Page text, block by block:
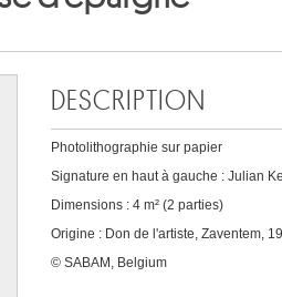
DESCRIPTION
Photolithographie sur papier
Signature en haut à gauche : Julian
Dimensions : 4 m² (2 parties)
Origine : Don de l'artiste, Zaventem,
© SABAM, Belgium